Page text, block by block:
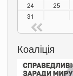
24
25
31
Коаліція